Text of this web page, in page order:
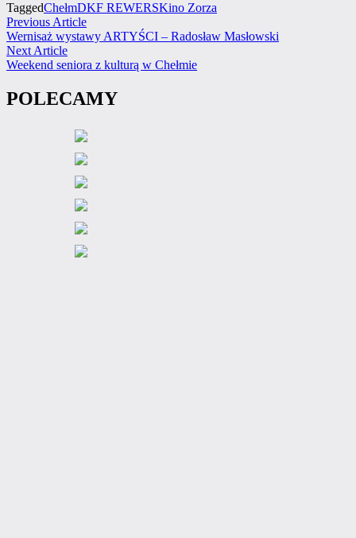
TaggedChełmDKF REWERSKino Zorza
Nawigacja
wpisu
Previous ArticlePrevious
article:
Wernisaż wystawy ARTYŚCI – Radosław Masłowski
Next ArticleNext
article:
Weekend seniora z kulturą w Chełmie
POLECAMY